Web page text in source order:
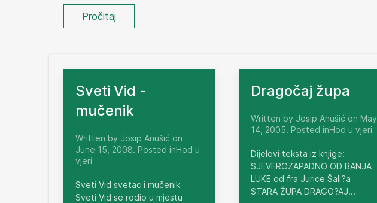
Pročitaj
Sveti Vid -
mučenik
Written by Josip Anušić on
June 15, 2008. Posted inHod u
vjeri
Sveti Vid svetac i mučenik
Sveti Vid se rodio u mjestu
Dragočaj župa
Written by Josip Anušić on May
14, 2005. Posted inHod u vjeri
Dijelovi teksta iz knjige:
SJEVEROZAPADNO OD BANJA
LUKE od fra Jurice Šali?a
STARA ŽUPA DRAGO?AJ...